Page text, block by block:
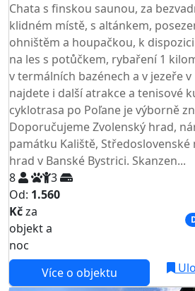
Chata s finskou saunou, za
klidném místě, s altánkem,
ohništěm a houpačkou, k
na les s potůčkem, rybaření 1
v termálních bazénech a v jezeře
najdete i další atrakce a tenisové
cyklotrasa po Poľane je výborně
Doporučujeme Zvolenský hrad,
památku Kaliště,
hrad v Banské Bystrici. Skanzen...
8
3
Od: 1.560
Kčza
objekt a
noc
Více o objektu